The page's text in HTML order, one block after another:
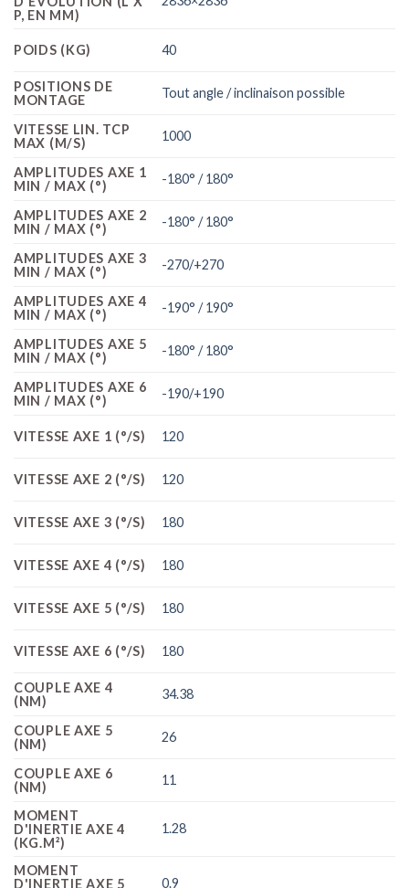
P, EN MM)
POIDS (KG) 40
POSITIONS DE
MONTAGE
Tout angle / inclinaison possible
VITESSE LIN. TCP
MAX (M/S)
1000
AMPLITUDES AXE 1
MIN / MAX (°)
-180° / 180°
AMPLITUDES AXE 2
MIN / MAX (°)
-180° / 180°
AMPLITUDES AXE 3
MIN / MAX (°)
-270/+270
AMPLITUDES AXE 4
MIN / MAX (°)
-190° / 190°
AMPLITUDES AXE 5
MIN / MAX (°)
-180° / 180°
AMPLITUDES AXE 6
MIN / MAX (°)
-190/+190
VITESSE AXE 1 (°/S) 120
VITESSE AXE 2 (°/S) 120
VITESSE AXE 3 (°/S) 180
VITESSE AXE 4 (°/S) 180
VITESSE AXE 5 (°/S) 180
VITESSE AXE 6 (°/S) 180
COUPLE AXE 4
(NM)
34.38
COUPLE AXE 5
(NM)
26
COUPLE AXE 6
(NM)
11
MOMENT
D'INERTIE AXE 4
(KG.M²)
1.28
MOMENT
D'INERTIE AXE 5
0.9